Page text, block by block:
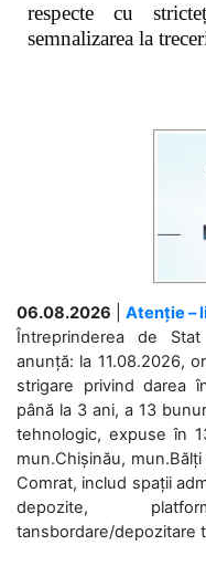
respecte cu
semnalizarea la
06.08.2026
Atenție –
Întreprinderea de
anunță: la 11.08.2026,
strigare privind darea
până la 3 ani, a 13
tehnologic, expuse în
mun.Chișinău,
Comrat, includ spații
depozite,
tansbordare/depozitare